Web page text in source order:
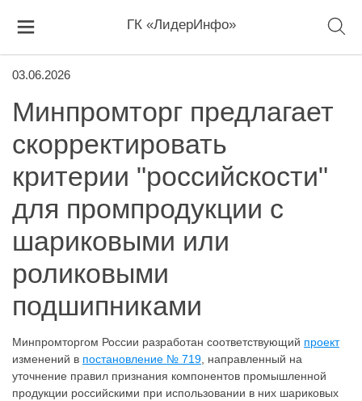
ГК «ЛидерИнфо»
03.06.2026
Минпромторг предлагает
скорректировать
критерии "российскости"
для промпродукции с
шариковыми или
роликовыми
подшипниками
Минпромторгом России разработан соответствующий проект
изменений в постановление № 719 , направленный на
уточнение правил признания компонентов промышленной
продукции российскими при использовании в них шариковых